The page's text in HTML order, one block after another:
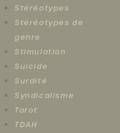
Stéréotypes
Stéréotypes de
genre
Stimulation
Suicide
Surdité
Syndicalisme
Tarot
TDAH